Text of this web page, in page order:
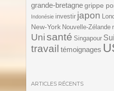
grande-bretagne grippe
Indonésie investir japon
New-York Nouvelle-Zélande
Unisanté Singapour
travail témoignages
ARTICLES RÉCENTS